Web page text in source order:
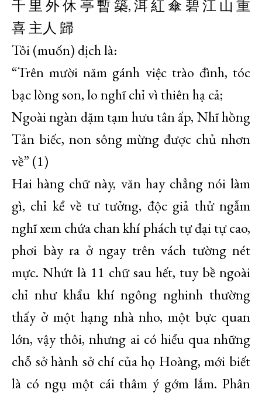
千 里 外 休 亭 暫 築, 洱 紅 傘 碧 江 山 重
喜 主人 歸
Tôi (muốn) dịch là:
“Trên mười năm gánh việc trào đình, tóc
bạc lòng son, lo nghĩ chỉ vì thiên hạ cả;
Ngoài ngàn dặm tạm hưu tân ấp, Nhĩ hồng
Tản biếc, non sông mừng được chủ nhơn
về” (1)
Hai hàng chữ này, văn hay chẳng nói làm
gì, chỉ kể về tư tưởng, độc giả thử ngẫm
nghĩ xem chứa chan khí phách tự đại tự cao,
phơi bày ra ở ngay trên vách tường nét
mực. Nhứt là 11 chữ sau hết, tuy bề ngoài
chỉ như khẩu khí ngông nghinh thường
thấy ở một hạng nhà nho, một bực quan
lớn, vậy thôi, nhưng ai có hiểu qua những
chỗ sở hành sở chí của họ Hoàng, mới biết
là có ngụ một cái thâm ý gớm lắm. Phân